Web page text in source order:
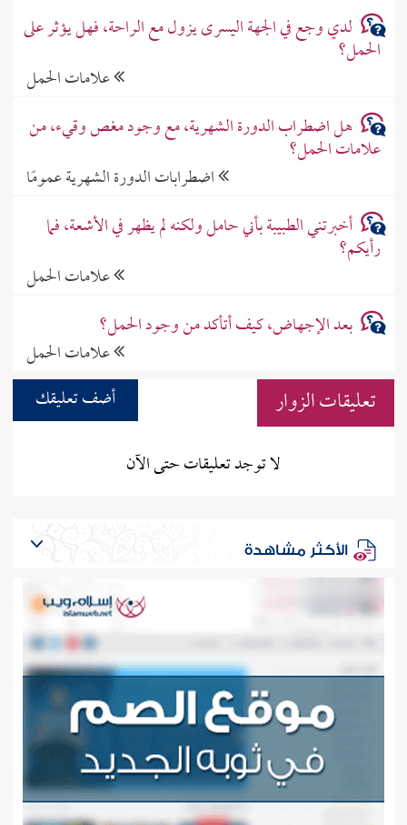
لدي وجع في الجهة اليسرى يزول مع الراحة، فهل يؤثر على
الحمل؟
علامات الحمل
هل اضطراب الدورة الشهرية، مع وجود مغص وقيء، من
علامات الحمل؟
اضطرابات الدورة الشهرية عمومًا
أخبرتني الطبيبة بأني حامل ولكنه لم يظهر في الأشعة، فما
رأيكم؟
علامات الحمل
بعد الإجهاض، كيف أتأكد من وجود الحمل؟
علامات الحمل
تعليقات الزوار
أضف تعليقك
لا توجد تعليقات حتى الآن
الأكثر مشاهدة